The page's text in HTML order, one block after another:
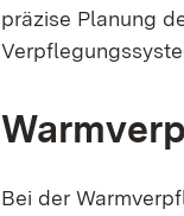
präzise Planung
Bei der